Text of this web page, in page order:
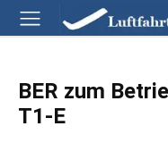
BER zum
T1-E